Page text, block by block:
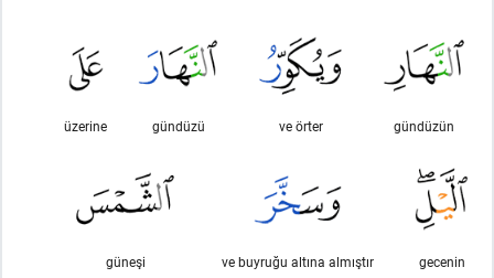
gündüzün
ve örter
gündüzü
üzerine
gecenin
ve buyruğu altına almıştır
güneşi